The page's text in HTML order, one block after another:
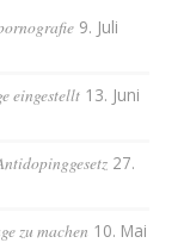
9. Juli
eingestellt 13. Juni
27.
zu machen 10. Mai